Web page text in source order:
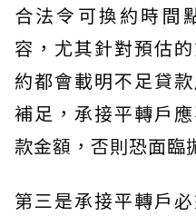
合法令可換約時間
容，尤其針對預估
約都會載明不足貸
補足，承接平轉戶
款金額，否則恐面臨
第三是承接平轉戶